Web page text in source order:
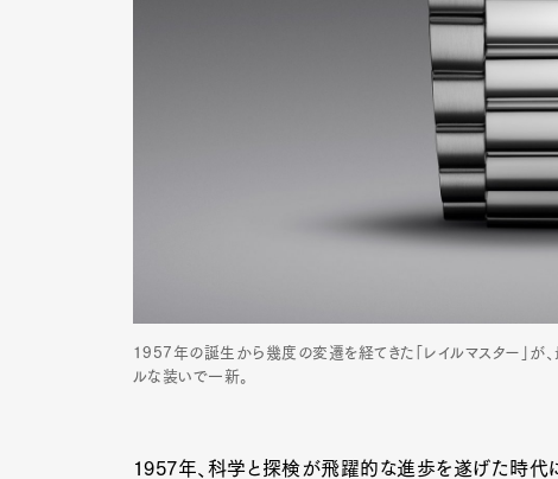
1957年の誕生から幾度の変遷を経てきた「レイルマスター」が、
ルな装いで一新。
1957年、科学と探検が飛躍的な進歩を遂げた時代